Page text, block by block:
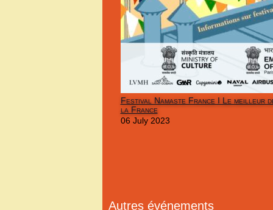
Festival Namaste France I Le meilleur
la France
06 July 2023
Autres événements